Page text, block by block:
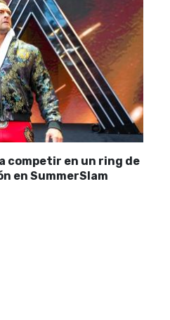
competir en un ring de
en SummerSlam